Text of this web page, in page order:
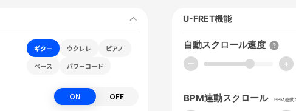
ギター ウクレレ
ピアノ
ベース
パワーコード
ON OFF
U-FRET機能
自動スクロール速度
ー +
BPM連動スクロール BPM連動